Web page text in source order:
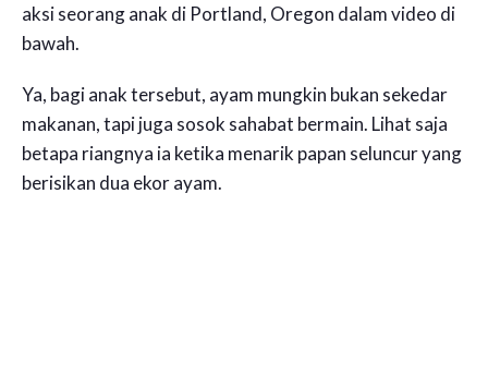
aksi seorang anak di Portland, Oregon dalam video di
bawah.
Ya, bagi anak tersebut, ayam mungkin bukan sekedar
makanan, tapi juga sosok sahabat bermain. Lihat saja
betapa riangnya ia ketika menarik papan seluncur yang
berisikan dua ekor ayam.